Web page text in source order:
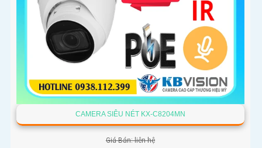
CAMERA SIÊU NÉT KX-C8204MN
Giá Bán: liên hệ